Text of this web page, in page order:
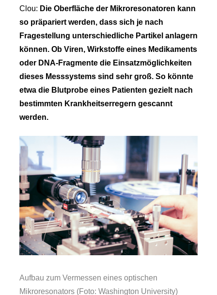
Clou: Die Oberfläche der Mikroresonatoren kann
so präpariert werden, dass sich je nach
Fragestellung unterschiedliche Partikel anlagern
können. Ob Viren, Wirkstoffe eines Medikaments
oder DNA-Fragmente die Einsatzmöglichkeiten
dieses Messsystems sind sehr groß. So könnte
etwa die Blutprobe eines Patienten gezielt nach
bestimmten Krankheitserregern gescannt
werden.
Aufbau zum Vermessen eines optischen
Mikroresonators (Foto: Washington University)